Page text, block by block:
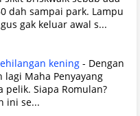
dah sampai park. Lampu
gak keluar awal s...
kening - Dengan
lagi Maha Penyayang
pelik. Siapa Romulan?
ini se...